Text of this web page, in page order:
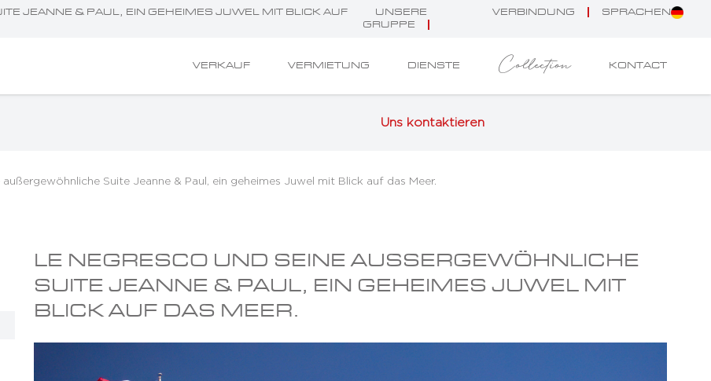
JEANNE & PAUL, EIN GEHEIMES JUWEL MIT BLICK AUF D
UNSERE
GRUPPE
VERBINDUNG SPRACHEN
VERKAUF VERMIETUNG DIENSTE Collection KONTACT
Uns kontaktieren
Suite Jeanne & Paul, ein geheimes Juwel mit Blick auf das Meer.
LE NEGRESCO UND SEINE AUSSERGEWÖHNLICHE S
UITE JEANNE & PAUL, EIN GEHEIMES JUWEL MIT B
LICK AUF DAS MEER.